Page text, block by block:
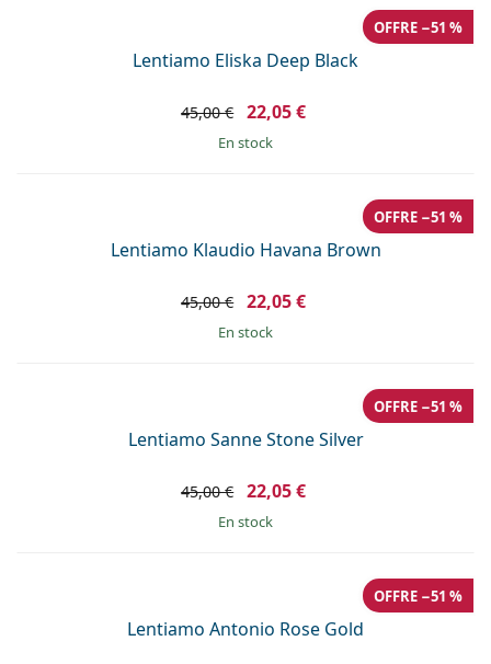
Lentiamo Eliska Deep Black
OFFRE −51 %
45,00 € 22,05 €
en stock
Lentiamo Klaudio Havana Brown
OFFRE −51 %
45,00 € 22,05 €
en stock
Lentiamo Sanne Stone Silver
OFFRE −51 %
45,00 € 22,05 €
en stock
Lentiamo Antonio Rose Gold
OFFRE −51 %